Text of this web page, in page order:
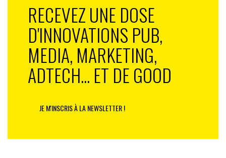
RECEVEZ UNE DOSE
D'INNOVATIONS PUB,
MEDIA, MARKETING,
ADTECH... ET DE GOOD
JE M'INSCRIS À LA NEWSLETTER !